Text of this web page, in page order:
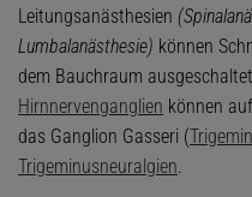
Leitungsanästhesien
Lumbalanästhesie) können
dem Bauchraum
Hirnnervenganglien können
das Ganglion Gasseri (
Trigeminusneuralgien.